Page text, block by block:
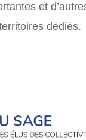
et
dédiés.